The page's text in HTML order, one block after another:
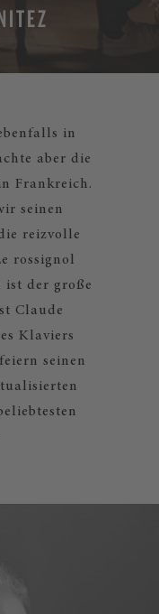
in
aber die
Frankreich.
seinen
reizvolle
rossignol
der große
Claude
Klaviers
seinen